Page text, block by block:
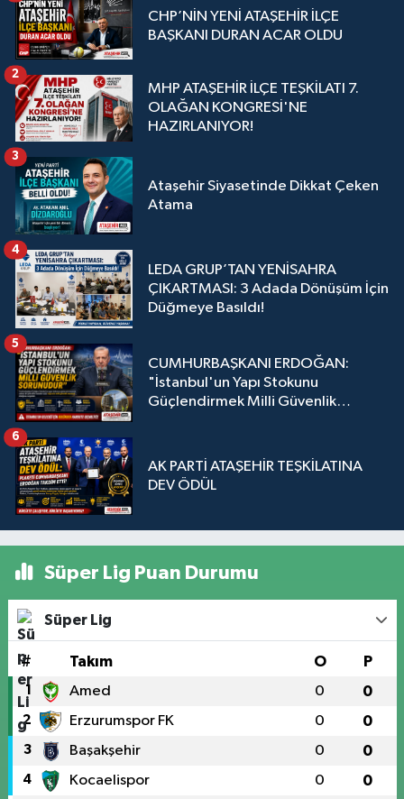
CHP’NİN YENİ ATAŞEHİR İLÇE
BAŞKANI DURAN ACAR OLDU
MHP ATAŞEHİR İLÇE TEŞKİLATI 7.
OLAĞAN KONGRESİ'NE
HAZIRLANIYOR!
2
Ataşehir Siyasetinde Dikkat Çeken
Atama
3
LEDA GRUP’TAN YENİSAHRA
ÇIKARTMASI: 3 Adada Dönüşüm İçin
Düğmeye Basıldı!
4
CUMHURBAŞKANI ERDOĞAN:
"İstanbul'un Yapı Stokunu
Güçlendirmek Milli Güvenlik
5
AK PARTİ ATAŞEHİR TEŞKİLATINA
DEV ÖDÜL
6
Süper Lig Puan Durumu
Süper Lig
# Takım O P
1 Amed 0 0
2 Erzurumspor FK 0 0
3 Başakşehir 0 0
4 Kocaelispor 0 0